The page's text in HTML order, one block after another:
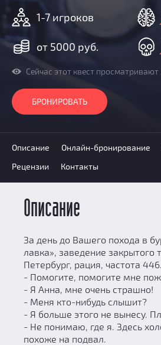
Новости
Добавить квест
Партнерам
1-7 игроков
от 5000 руб.
Сейчас этот квест просматривают
БРОНИРОВАТЬ
Описание Онлайн-бронирование
Рецензии Контакты
Описание
За день до Вашего похода в
лавка», заведение закрытого
Петербург, рация, частота
- Помогите, помогите мне
- Я Анна, мне очень страшно!
- Меня кто-нибудь слышит?
- Я больше этого не вынесу.
- Не понимаю, где я. Здесь
похоже на подвал.